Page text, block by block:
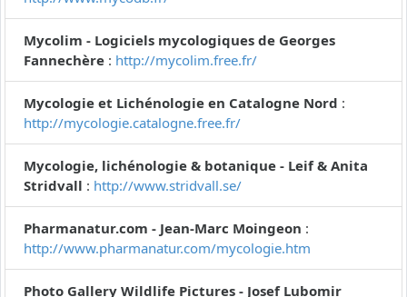
Mycolim - Logiciels mycologiques de Georges
Fannechère : http://mycolim.free.fr/
Mycologie et Lichénologie en Catalogne Nord :
http://mycologie.catalogne.free.fr/
Mycologie, lichénologie & botanique - Leif & Anita
Stridvall : http://www.stridvall.se/
Pharmanatur.com - Jean-Marc Moingeon :
http://www.pharmanatur.com/mycologie.htm
Photo Gallery Wildlife Pictures - Josef Lubomir